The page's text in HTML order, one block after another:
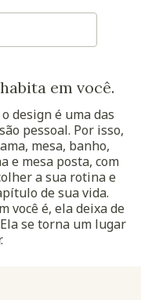
em você.
design é uma das
pessoal. Por isso,
mesa, banho,
e mesa posta, com
a sua rotina e
de sua vida.
você é, ela deixa de
se torna um lugar